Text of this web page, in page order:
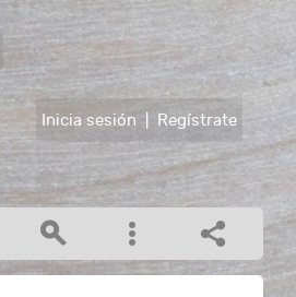
Inicia sesión Regístrate